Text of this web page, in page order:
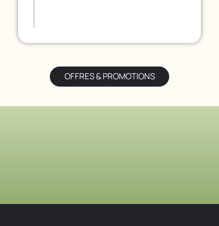
OFFRES & PROMOTIONS